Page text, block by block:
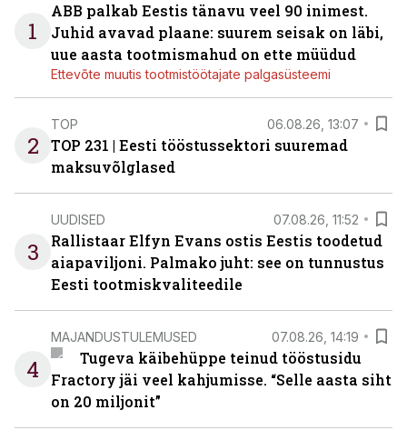
1
ABB palkab Eestis tänavu veel 90 inimest.
Juhid avavad plaane: suurem seisak on läbi,
uue aasta tootmismahud on ette müüdud
Ettevõte muutis tootmistöötajate palgasüsteemi
2
TOP 06.08.26, 13:07
TOP 231 | Eesti tööstussektori suuremad
maksuvõlglased
3
UUDISED 07.08.26, 11:52
Rallistaar Elfyn Evans ostis Eestis toodetud
aiapaviljoni. Palmako juht: see on tunnustus
Eesti tootmiskvaliteedile
4
MAJANDUSTULEMUSED 07.08.26, 14:19
Tugeva käibehüppe teinud tööstusidu
Fractory jäi veel kahjumisse. “Selle aasta siht
on 20 miljonit”